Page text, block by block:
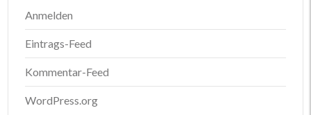
Anmelden
Eintrags-Feed
Kommentar-Feed
WordPress.org